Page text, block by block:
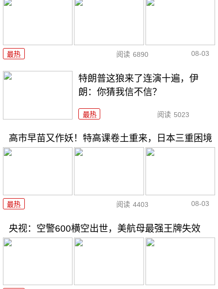
最热 阅读 6890 08-03
特朗普这狼来了连演十遍，伊
朗：你猜我信不信？
最热 阅读 5023
高市早苗又作妖！特高课卷土重来，日本三重困境
最热 阅读 4403 08-03
央视：空警600横空出世，美航母最强王牌失效